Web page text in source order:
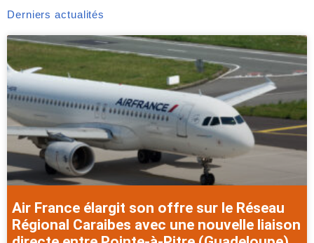
Derniers actualités
Air France élargit son offre sur le Réseau
Régional Caraibes avec une nouvelle liaison